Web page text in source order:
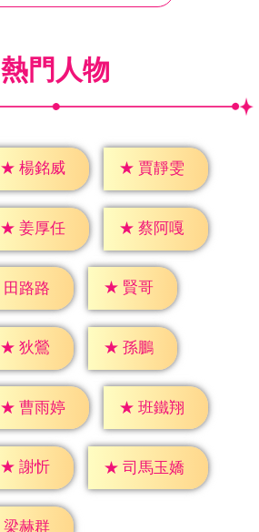
熱門人物
★ 楊銘威 ★ 賈靜雯
★ 姜厚任 ★ 蔡阿嘎
田路路 ★ 賢哥
★ 狄鶯 ★ 孫鵬
★ 曹雨婷 ★ 班鐵翔
★ 謝忻 ★ 司馬玉嬌
梁赫群